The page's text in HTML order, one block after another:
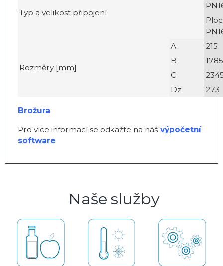
Typ a velikost připojení
Rozměry [mm]
A
215
B
1785
C
Dz
273
Brožura
Pro více informací se odkažte na náš výpočetní
software
Naše služby